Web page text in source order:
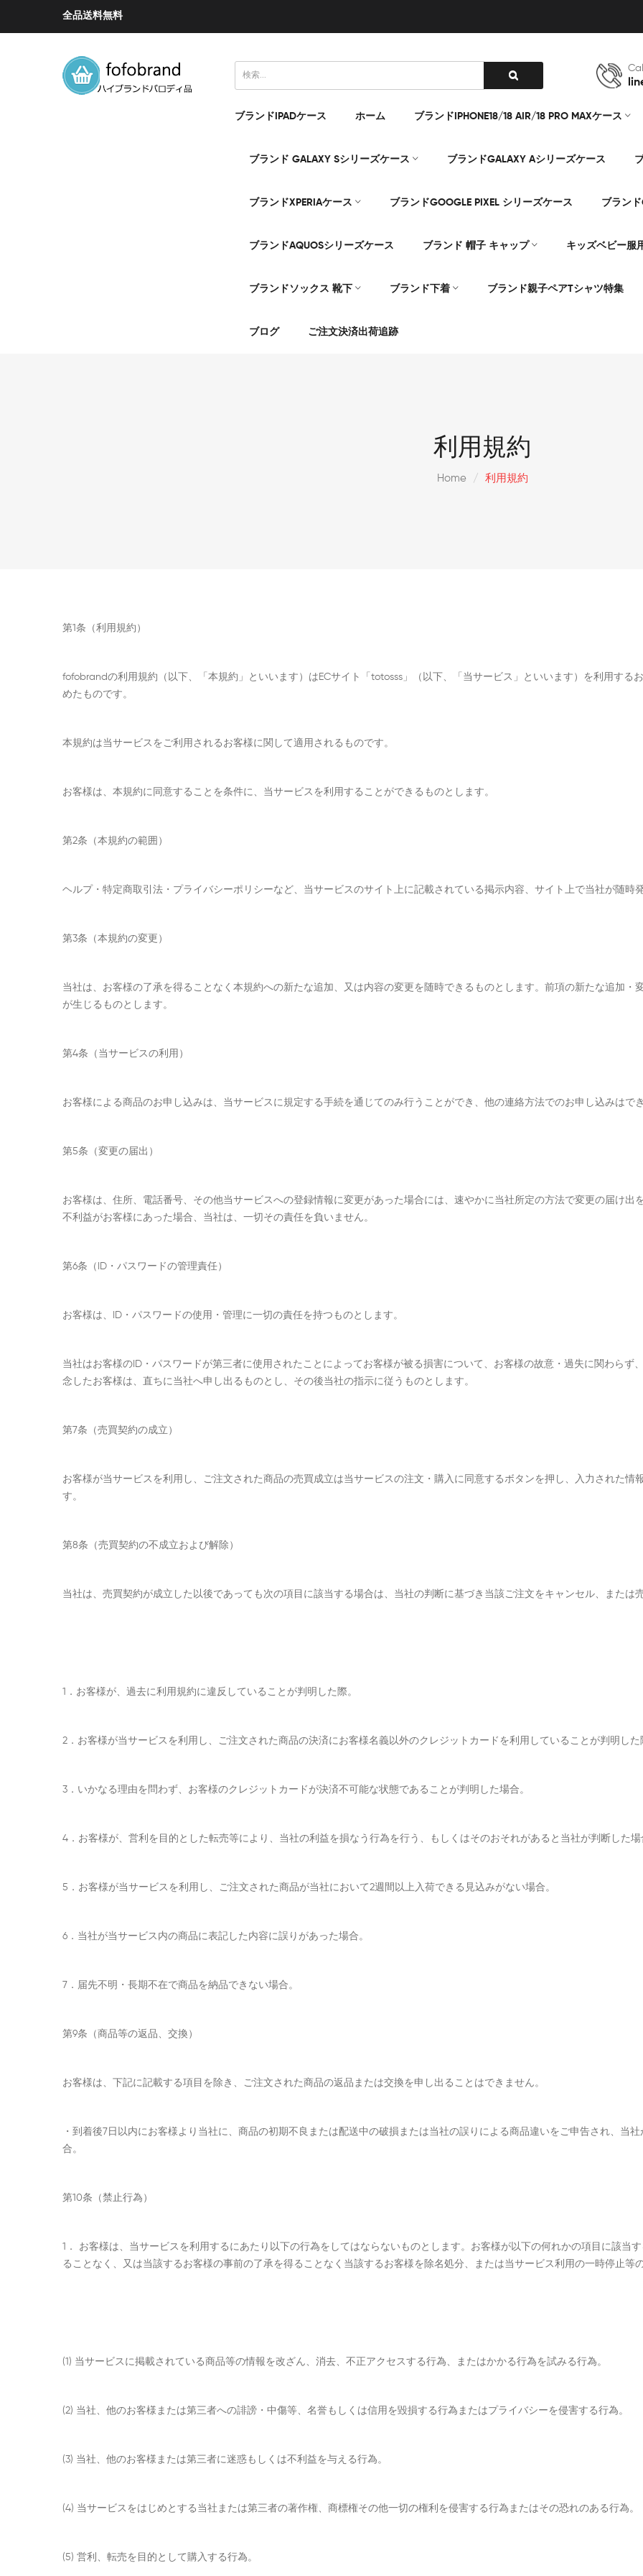
全品送料無料
ブランドIPADケース ホーム ブランドIPHONE18/18 AIR/18 PRO MAXケース
ブランド GALAXY Sシリーズケース ブランドGALAXY Aシリーズケース
ブランドXPERIAケース ブランドGOOGLE PIXEL シリーズケース ブランド
ブランドAQUOSシリーズケース ブランド 帽子 キャップ キッズベビー服
ブランドソックス 靴下 ブランド下着 ブランド親子ペアTシャツ特集
ブログ ご注文決済出荷追跡
利用規約
Home 利用規約
第1条（利用規約）
fofobrandの利用規約（以下、「本規約」といいます）はECサイト「totosss」（以下、「当サービス」といいます）を利用する
めたものです。
本規約は当サービスをご利用されるお客様に関して適用されるものです。
お客様は、本規約に同意することを条件に、当サービスを利用することができるものとします。
第2条（本規約の範囲）
ヘルプ・特定商取引法・プライバシーポリシーなど、当サービスのサイト上に記載されている掲示内容、サイト上で当社が随時
第3条（本規約の変更）
当社は、お客様の了承を得ることなく本規約への新たな追加、又は内容の変更を随時できるものとします。前項の新たな追加・
が生じるものとします。
第4条（当サービスの利用）
お客様による商品のお申し込みは、当サービスに規定する手続を通じてのみ行うことができ、他の連絡方法でのお申し込みはで
第5条（変更の届出）
お客様は、住所、電話番号、その他当サービスへの登録情報に変更があった場合には、速やかに当社所定の方法で変更の届け出
不利益がお客様にあった場合、当社は、一切その責任を負いません。
第6条（ID・パスワードの管理責任）
お客様は、ID・パスワードの使用・管理に一切の責任を持つものとします。
当社はお客様のID・パスワードが第三者に使用されたことによってお客様が被る損害について、お客様の故意・過失に関わらず
念したお客様は、直ちに当社へ申し出るものとし、その後当社の指示に従うものとします。
第7条（売買契約の成立）
お客様が当サービスを利用し、ご注文された商品の売買成立は当サービスの注文・購入に同意するボタンを押し、入力された情
す。
第8条（売買契約の不成立および解除）
当社は、売買契約が成立した以後であっても次の項目に該当する場合は、当社の判断に基づき当該ご注文をキャンセル、または
1．お客様が、過去に利用規約に違反していることが判明した際。
2．お客様が当サービスを利用し、ご注文された商品の決済にお客様名義以外のクレジットカードを利用していることが判明した
3．いかなる理由を問わず、お客様のクレジットカードが決済不可能な状態であることが判明した場合。
4．お客様が、営利を目的とした転売等により、当社の利益を損なう行為を行う、もしくはそのおそれがあると当社が判断した場
5．お客様が当サービスを利用し、ご注文された商品が当社において2週間以上入荷できる見込みがない場合。
6．当社が当サービス内の商品に表記した内容に誤りがあった場合。
7．届先不明・長期不在で商品を納品できない場合。
第9条（商品等の返品、交換）
お客様は、下記に記載する項目を除き、ご注文された商品の返品または交換を申し出ることはできません。
・到着後7日以内にお客様より当社に、商品の初期不良または配送中の破損または当社の誤りによる商品違いをご申告され、当
合。
第10条（禁止行為）
1． お客様は、当サービスを利用するにあたり以下の行為をしてはならないものとします。お客様が以下の何れかの項目に該当
ることなく、又は当該するお客様の事前の了承を得ることなく当該するお客様を除名処分、または当サービス利用の一時停止等
(1) 当サービスに掲載されている商品等の情報を改ざん、消去、不正アクセスする行為、またはかかる行為を試みる行為。
(2) 当社、他のお客様または第三者への誹謗・中傷等、名誉もしくは信用を毀損する行為またはプライバシーを侵害する行為。
(3) 当社、他のお客様または第三者に迷惑もしくは不利益を与える行為。
(4) 当サービスをはじめとする当社または第三者の著作権、商標権その他一切の権利を侵害する行為またはその恐れのある行為。
(5) 営利、転売を目的として購入する行為。